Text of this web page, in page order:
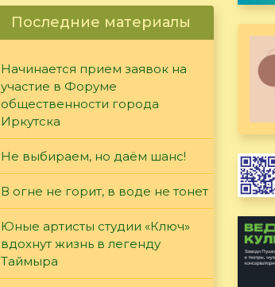
Последние материалы
Начинается прием заявок на
участие в Форуме
общественности города
Иркутска
Не выбираем, но даём шанс!
В огне не горит, в воде не тонет
Юные артисты студии «Ключ»
вдохнут жизнь в легенду
Таймыра